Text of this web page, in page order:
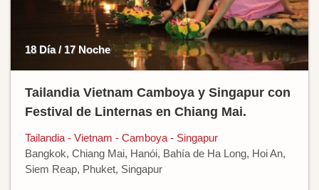
18 Día / 17 Noche
Tailandia Vietnam Camboya y Singapur con
Festival de Linternas en Chiang Mai.
Tailandia - Vietnam - Camboya - Singapur
Bangkok, Chiang Mai, Hanói, Bahía de Ha Long, Hoi An,
Siem Reap, Phuket, Singapur